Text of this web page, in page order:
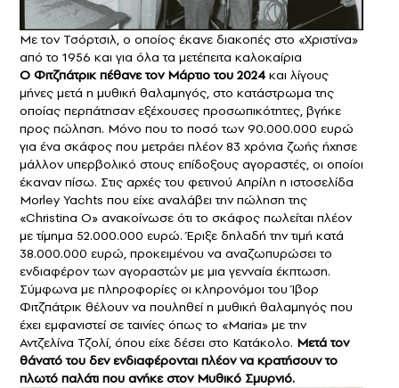
Με τον Τσόρτσιλ, ο οποίος έκανε διακοπές στο «Χριστίνα»
από το 1956 και για όλα τα μετέπειτα καλοκαίρια
Ο Φιτζπάτρικ πέθανε τον Μάρτιο του 2024 και λίγους
μήνες μετά η μυθική θαλαμηγός, στο κατάστρωμα της
οποίας περπάτησαν εξέχουσες προσωπικότητες, βγήκε
προς πώληση. Μόνο που το ποσό των 90.000.000 ευρώ
για ένα σκάφος που μετράει πλέον 83 χρόνια ζωής ήχησε
μάλλον υπερβολικό στους επίδοξους αγοραστές, οι οποίοι
έκαναν πίσω. Στις αρχές του φετινού Απρίλη η ιστοσελίδα
Morley Yachts που είχε αναλάβει την πώληση της
«Christina O» ανακοίνωσε ότι το σκάφος πωλείται πλέον
με τίμημα 52.000.000 ευρώ. Έριξε δηλαδή την τιμή κατά
38.000.000 ευρώ, προκειμένου να αναζωπυρώσει το
ενδιαφέρον των αγοραστών με μια γενναία έκπτωση.
Σύμφωνα με πληροφορίες οι κληρονόμοι του Ίβορ
Φιτζπάτρικ θέλουν να πουληθεί η μυθική θαλαμηγός που
έχει εμφανιστεί σε ταινίες όπως το «Maria» με την
Αντζελίνα Τζολί, όπου είχε δέσει στο Κατάκολο. Μετά τον
θάνατό του δεν ενδιαφέρονται πλέον να κρατήσουν το
πλωτό παλάτι που ανήκε στον Μυθικό Σμυρνιό.